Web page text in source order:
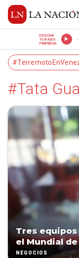
ESCUCHÁ
TU RADIO
PREFERIDA
#Tata
Tres
el Mundial
NEGOCIOS